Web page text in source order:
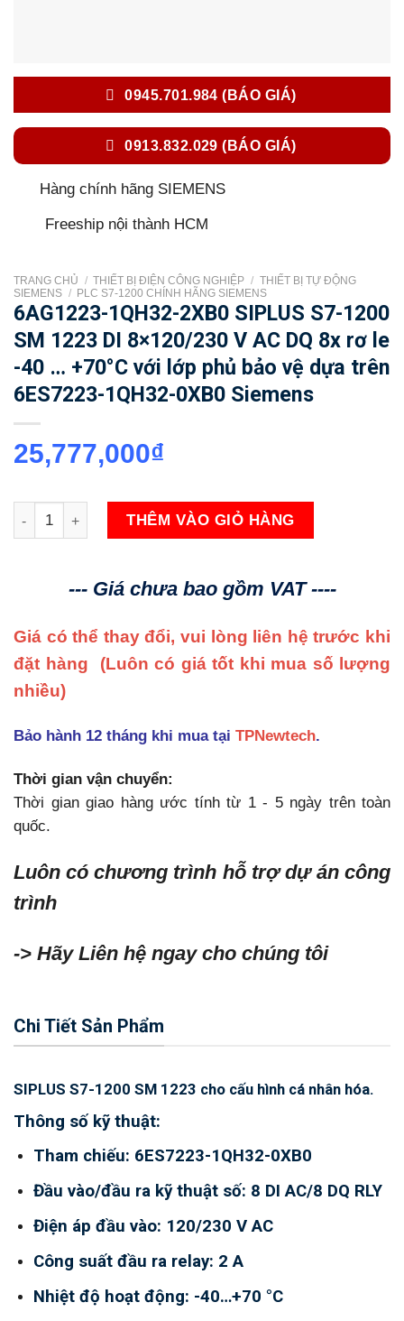
0945.701.984 (BÁO GIÁ)
0913.832.029 (BÁO GIÁ)
Hàng chính hãng SIEMENS
Freeship nội thành HCM
TRANG CHỦ / THIẾT BỊ ĐIỆN CÔNG NGHIỆP / THIẾT BỊ TỰ ĐỘNG
SIEMENS / PLC S7-1200 CHÍNH HÃNG SIEMENS
6AG1223-1QH32-2XB0 SIPLUS S7-1200
SM 1223 DI 8×120/230 V AC DQ 8x rơ le
-40 … +70°C với lớp phủ bảo vệ dựa trên
6ES7223-1QH32-0XB0 Siemens
25,777,000₫
6AG1223-1QH32-2XB0 SIPLUS S7-1200 SM 1223 DI 8x120/
THÊM VÀO GIỎ HÀNG
--- Giá chưa bao gồm VAT ----
Giá có thể thay đổi, vui lòng liên hệ trước khi
đặt hàng (Luôn có giá tốt khi mua số lượng
nhiều)
Bảo hành 12 tháng khi mua tại TPNewtech.
Thời gian vận chuyển:
Thời gian giao hàng ước tính từ 1 - 5 ngày trên toàn
quốc.
Luôn có chương trình hỗ trợ dự án công
trình
-> Hãy Liên hệ ngay cho chúng tôi
Chi Tiết Sản Phẩm
SIPLUS S7-1200 SM 1223 cho cấu hình cá nhân hóa.
Thông số kỹ thuật:
Tham chiếu: 6ES7223-1QH32-0XB0
Đầu vào/đầu ra kỹ thuật số: 8 DI AC/8 DQ RLY
Điện áp đầu vào: 120/230 V AC
Công suất đầu ra relay: 2 A
Nhiệt độ hoạt động: -40…+70 °C